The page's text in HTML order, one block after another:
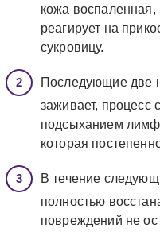
кожа воспаленная,
реагирует на
сукровицу.
Последующие две
заживает, процесс
подсыханием
которая
В течение
полностью
повреждений не